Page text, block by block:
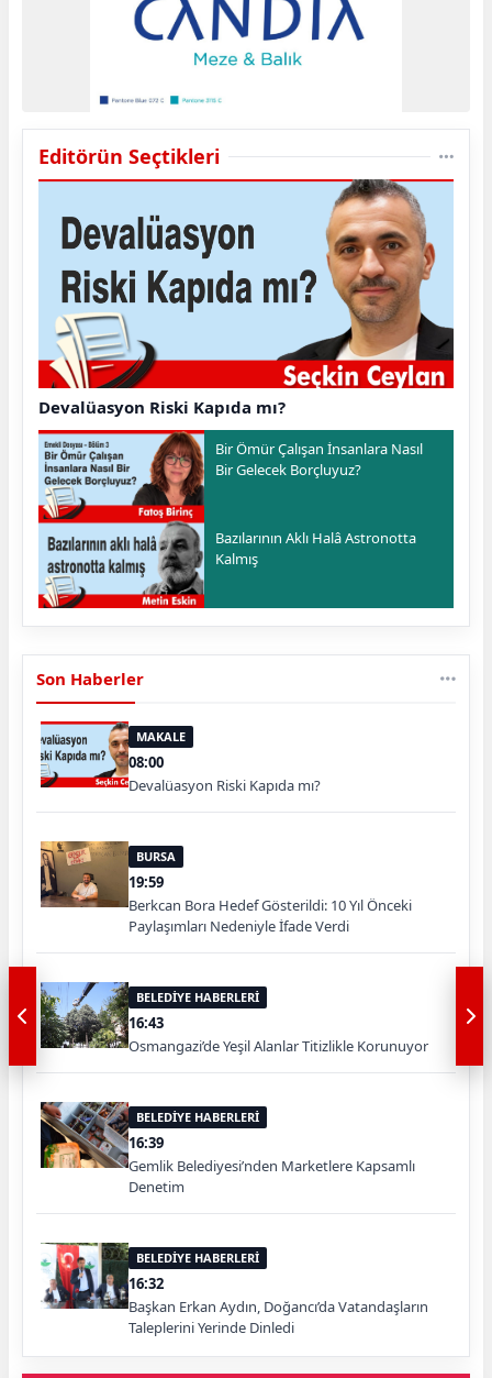
Editörün Seçtikleri
Devalüasyon Riski Kapıda mı?
Bir Ömür Çalışan İnsanlara Nasıl
Bir Gelecek Borçluyuz?
Bazılarının Aklı Halâ Astronotta
Kalmış
Son Haberler
MAKALE
08:00
Devalüasyon Riski Kapıda mı?
BURSA
19:59
Berkcan Bora Hedef Gösterildi: 10 Yıl Önceki
Paylaşımları Nedeniyle İfade Verdi
BELEDİYE HABERLERİ
16:43
Osmangazi’de Yeşil Alanlar Titizlikle Korunuyor
BELEDİYE HABERLERİ
16:39
Gemlik Belediyesi’nden Marketlere Kapsamlı
Denetim
BELEDİYE HABERLERİ
16:32
Başkan Erkan Aydın, Doğancı’da Vatandaşların
Taleplerini Yerinde Dinledi